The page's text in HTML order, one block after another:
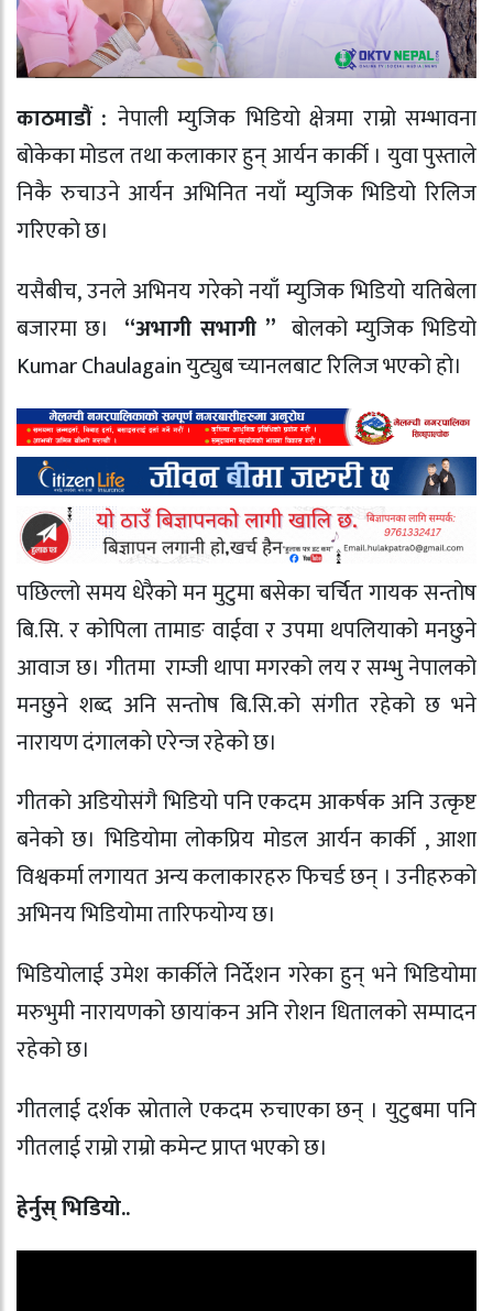
काठमाडौं : नेपाली म्युजिक भिडियो क्षेत्रमा राम्रो सम्भावना
बोकेका मोडल तथा कलाकार हुन् आर्यन कार्की । युवा पुस्ताले
निकै रुचाउने आर्यन अभिनित नयाँ म्युजिक भिडियो रिलिज
गरिएको छ।
यसैबीच, उनले अभिनय गरेको नयाँ म्युजिक भिडियो यतिबेला
बजारमा छ। “अभागी सभागी ” बोलको म्युजिक भिडियो
Kumar Chaulagain युट्युब च्यानलबाट रिलिज भएको हो।
पछिल्लो समय धेरैको मन मुटुमा बसेका चर्चित गायक सन्तोष
बि.सि. र कोपिला तामाङ वाईवा र उपमा थपलियाको मनछुने
आवाज छ। गीतमा राम्जी थापा मगरको लय र सम्भु नेपालको
मनछुने शब्द अनि सन्तोष बि.सि.को संगीत रहेको छ भने
नारायण दंगालको एरेन्ज रहेको छ।
गीतको अडियोसंगै भिडियो पनि एकदम आकर्षक अनि उत्कृष्ट
बनेको छ। भिडियोमा लोकप्रिय मोडल आर्यन कार्की , आशा
विश्वकर्मा लगायत अन्य कलाकारहरु फिचर्ड छन् । उनीहरुको
अभिनय भिडियोमा तारिफयोग्य छ।
भिडियोलाई उमेश कार्कीले निर्देशन गरेका हुन् भने भिडियोमा
मरुभुमी नारायणको छायांकन अनि रोशन धितालको सम्पादन
रहेको छ।
गीतलाई दर्शक स्रोताले एकदम रुचाएका छन् । युटुबमा पनि
गीतलाई राम्रो राम्रो कमेन्ट प्राप्त भएको छ।
हेर्नुस् भिडियो..